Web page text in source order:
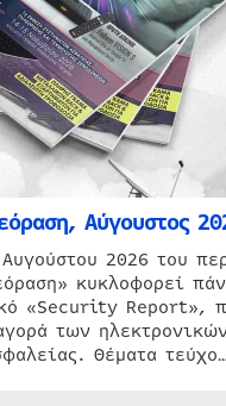
Αύγουστος
2026 του
κυκλοφορεί
«Security Report»,
των
Θέματα